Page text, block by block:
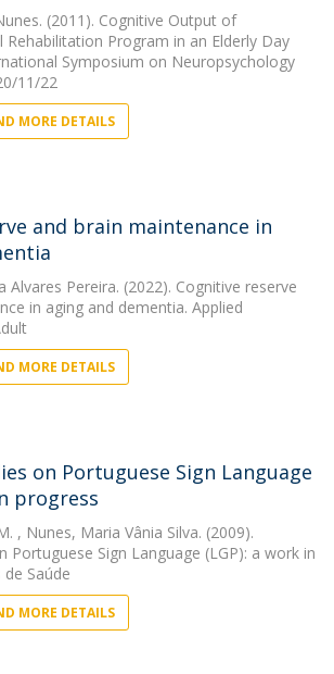
(2011). Cognitive Output of
Rehabilitation Program in an Elderly Day
Symposium on Neuropsychology
11/22
MORE DETAILS
and brain maintenance in
Alvares Pereira. (2022). Cognitive reserve
in aging and dementia. Applied
MORE DETAILS
on Portuguese Sign Language
progress
, Nunes, Maria Vânia Silva. (2009).
Portuguese Sign Language (LGP): a work in
Saúde
MORE DETAILS